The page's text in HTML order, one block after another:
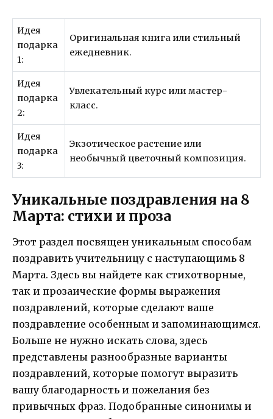
Идея
подарка
1:
Оригинальная книга или стильный
ежедневник.
Идея
подарка
2:
Увлекательный курс или мастер-
класс.
Идея
подарка
3:
Экзотическое растение или
необычный цветочный композиция.
Уникальные поздравления на 8
Марта: стихи и проза
Этот раздел посвящен уникальным способам
поздравить учительницу с наступающимь 8
Марта. Здесь вы найдете как стихотворные,
так и прозаические формы выражения
поздравлений, которые сделают ваше
поздравление особенным и запоминающимся.
Больше не нужно искать слова, здесь
представлены разнообразные варианты
поздравлений, которые помогут выразить
вашу благодарность и пожелания без
привычных фраз. Подобранные синонимы и